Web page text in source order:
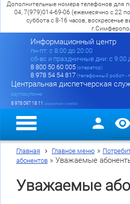
Дополнительные номера телефонов для
04, 7(979)014-69-06 (ежемесячно с 22
суббота с 8-16 часов, воскресенье
Информационный центр
пн-пт: c 8:00 до 20:00
сб-вс и праздничные дни: с 9:00
8 800 50 60 005(оператор)
8 978 54 54 817(телефонный робот -
Центральная диспетчерская
круглосуточно
8 978 097 18 11 (аварийная служба)
Главная Главное меню »
абонентов» Уважаемые
Уважаемые